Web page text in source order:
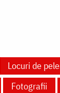
Locuri de
Fotografii